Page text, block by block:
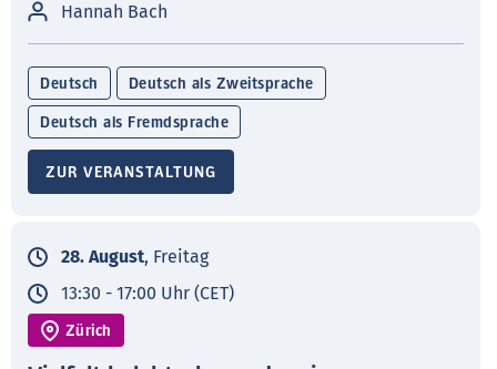
Hannah Bach
Deutsch Deutsch als Zweitsprache
Deutsch als Fremdsprache
ZUR VERANSTALTUNG
28. August, Freitag
13:30 - 17:00 Uhr (CET)
Zürich